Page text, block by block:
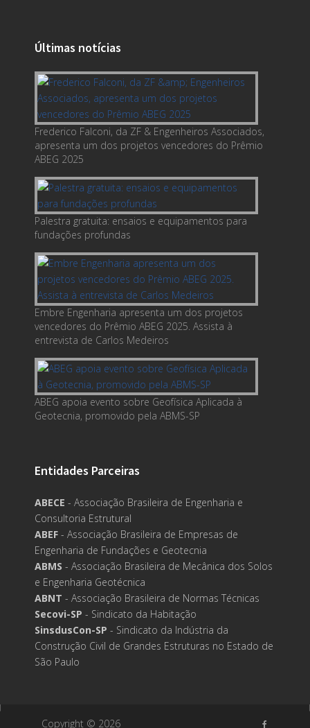
Últimas notícias
Frederico Falconi, da ZF & Engenheiros Associados,
apresenta um dos projetos vencedores do Prêmio
ABEG 2025
Palestra gratuita: ensaios e equipamentos para
fundações profundas
Embre Engenharia apresenta um dos projetos
vencedores do Prêmio ABEG 2025. Assista à
entrevista de Carlos Medeiros
ABEG apoia evento sobre Geofísica Aplicada à
Geotecnia, promovido pela ABMS-SP
Entidades Parceiras
ABECE - Associação Brasileira de Engenharia e
Consultoria Estrutural
ABEF - Associação Brasileira de Empresas de
Engenharia de Fundações e Geotecnia
ABMS - Associação Brasileira de Mecânica dos Solos
e Engenharia Geotécnica
ABNT - Associação Brasileira de Normas Técnicas
Secovi-SP - Sindicato da Habitação
SinsdusCon-SP - Sindicato da Indústria da
Construção Civil de Grandes Estruturas no Estado de
São Paulo
Copyright © 2026